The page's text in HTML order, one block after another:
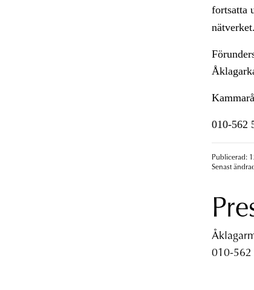
fortsatta
nätverket.
010-562
Publicerad:
Senast
010-562